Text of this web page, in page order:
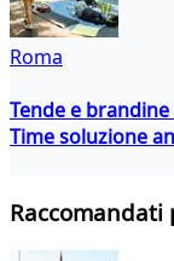
Roma
Tende e
Time soluzione
Raccomandati